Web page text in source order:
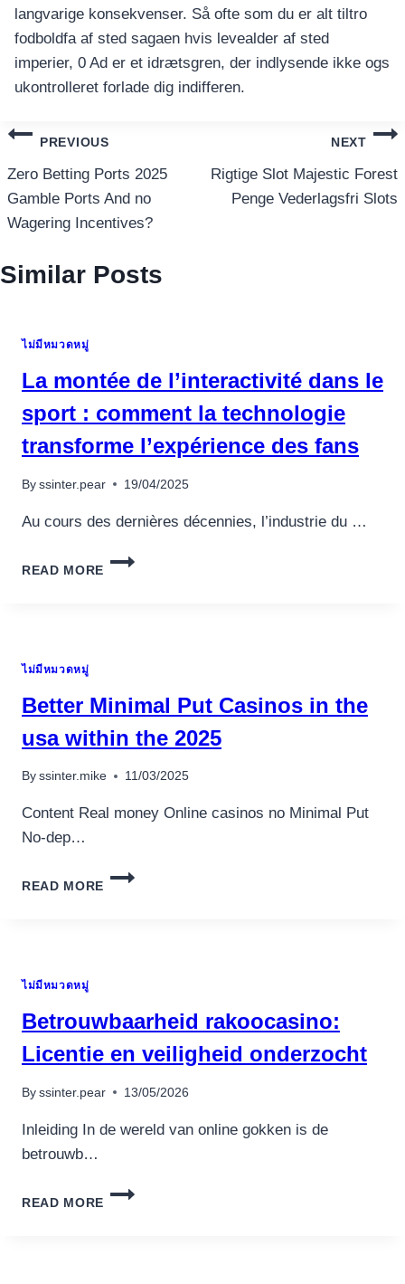
langvarige konsekvenser. Så ofte som du er alt tiltro
fodboldfa af sted sagaen hvis levealder af sted
imperier, 0 Ad er et idrætsgren, der indlysende ikke ogs
ukontrolleret forlade dig indifferen.
แนะแนว
เรื่อง
PREVIOUS
Zero Betting Ports 2025
Gamble Ports And no
Wagering Incentives?
NEXT
Rigtige Slot Majestic Forest
Penge Vederlagsfri Slots
Similar Posts
ไม่มีหมวดหมู่
La montée de l’interactivité dans le
sport : comment la technologie
transforme l’expérience des fans
By ssinter.pear 19/04/2025
Au cours des dernières décennies, l’industrie du …
READ MORE
LA
COMMENT
LA
TECHNOLOGIE
DES
ไม่มีหมวดหมู่
Better Minimal Put Casinos in the
usa within the 2025
By ssinter.mike 11/03/2025
Content Real money Online casinos no Minimal Put
No-dep…
READ MORE
BETTER
THE
ไม่มีหมวดหมู่
Betrouwbaarheid rakoocasino:
Licentie en veiligheid onderzocht
By ssinter.pear 13/05/2026
Inleiding In de wereld van online gokken is de
betrouwb…
READ MORE
BETROUWBAARHEID